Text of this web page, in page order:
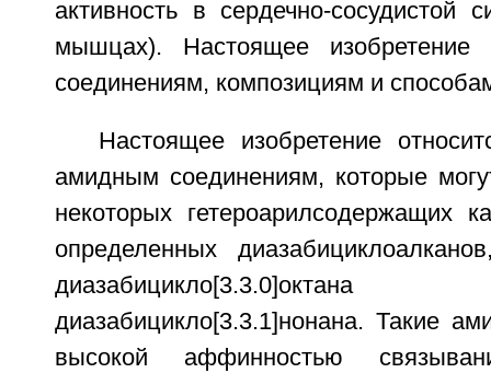
активность в сердечно-сосудистой
мышцах). Настоящее изобретение
соединениям, композициям и
Настоящее изобретение
амидным соединениям, которые
некоторых гетероарилсодержащих
определенных
диазабицикло[3.3.1]нонана. Такие
высокой аффинностью